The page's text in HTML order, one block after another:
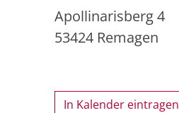
Apollinarisberg 4
53424 Remagen
In Kalender eintragen